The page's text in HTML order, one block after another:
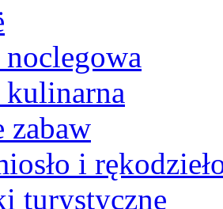
noclegowa
kulinarna
zabaw
i
turystyczne